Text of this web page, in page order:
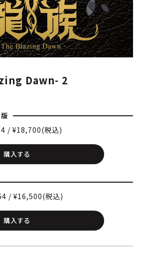
Dawn- 2
/ ¥18,700(税込)
購入する
/ ¥16,500(税込)
購入する